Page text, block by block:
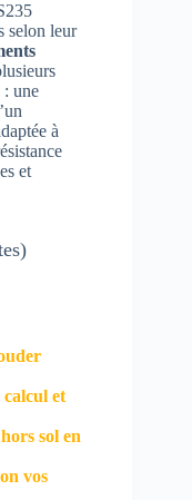
selon leur
: une
à
et
et
sol en
vos